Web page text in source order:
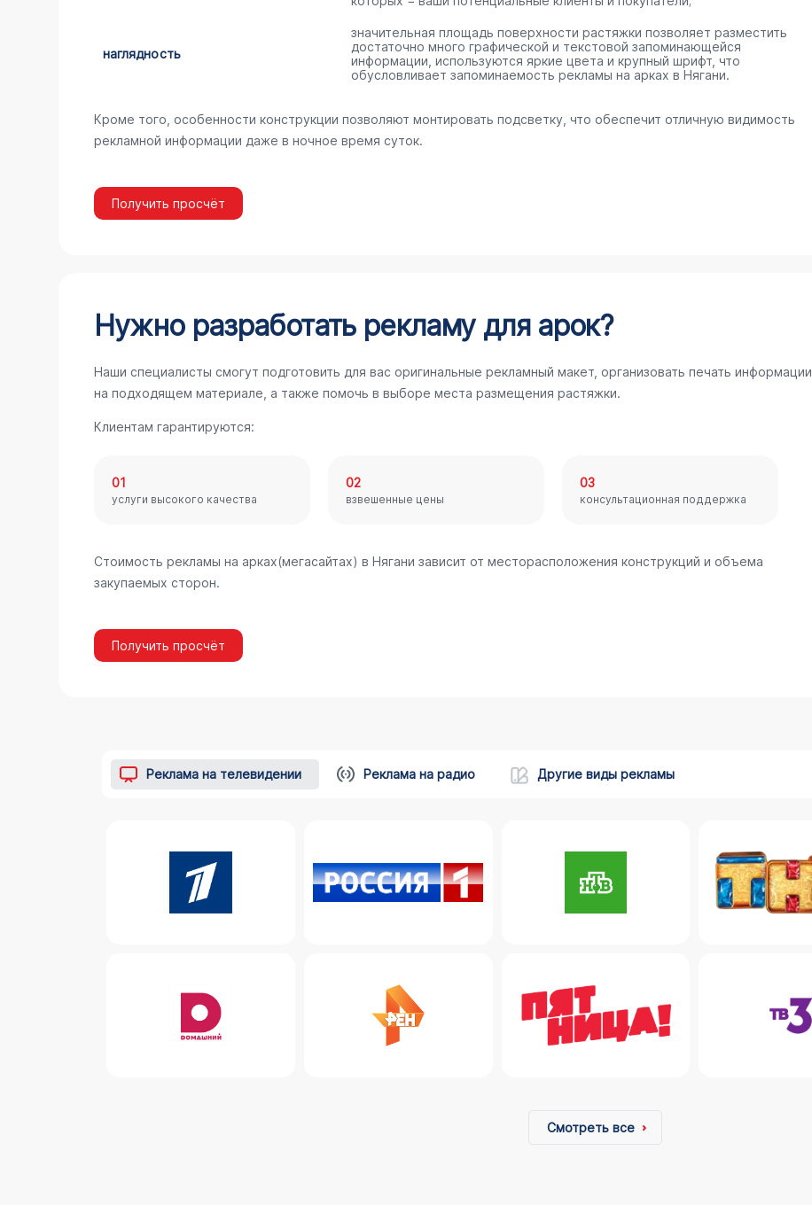
наглядность
значительная площадь поверхности растяжки позволяет разместить
достаточно много графической и текстовой запоминающейся
информации, используются яркие цвета и крупный шрифт, что
обусловливает запоминаемость рекламы на арках в Нягани.
Кроме того, особенности конструкции позволяют монтировать подсветку, что обеспечит отличную видимость
рекламной информации даже в ночное время суток.
Получить просчёт
Нужно разработать рекламу для арок?
Наши специалисты смогут подготовить для вас оригинальные рекламный макет, организовать печать информации
на подходящем материале, а также помочь в выборе места размещения растяжки.
Клиентам гарантируются:
01
услуги высокого качества
02
взвешенные цены
03
консультационная поддержка
Стоимость рекламы на арках(мегасайтах) в Нягани зависит от месторасположения конструкций и объема
закупаемых сторон.
Получить просчёт
Реклама на телевидении Реклама на радио Другие виды рекламы
Смотреть все